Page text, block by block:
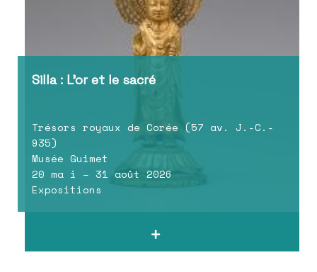
Silla : L’or et le sacré
Trésors royaux de Corée (57 av. J.-C.-
935)
Musée Guimet
20 ma i – 31 août 2026
Expositions